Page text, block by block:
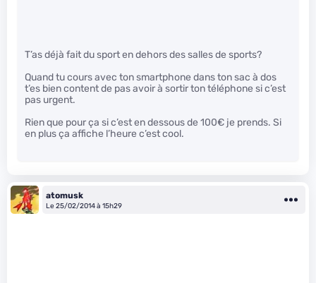
T’as déjà fait du sport en dehors des salles de sports?
Quand tu cours avec ton smartphone dans ton sac à dos
t’es bien content de pas avoir à sortir ton téléphone si c’est
pas urgent.
Rien que pour ça si c’est en dessous de 100€ je prends. Si
en plus ça affiche l’heure c’est cool.
atomusk
Le 25/02/2014 à 15h29